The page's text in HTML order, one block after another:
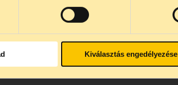
Kiválasztás engedélyezése